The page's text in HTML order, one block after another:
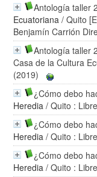
Antología taller
Ecuatoriana / Quito
Benjamín Carrión
Antología taller
Casa de la Cultura
(2019)
¿Cómo debo
Heredia / Quito :
¿Cómo debo
Heredia / Quito :
¿Cómo debo
Heredia / Quito :